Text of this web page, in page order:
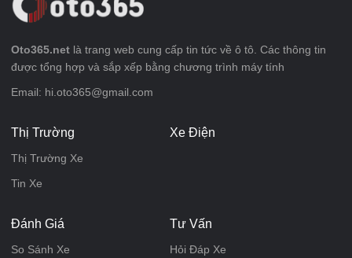
Oto365.net là trang web cung cấp tin tức về ô tô. Các thông tin
được tổng hợp và sắp xếp bằng chương trình máy tính
Email: hi.oto365@gmail.com
Thị Trường
Thị Trường Xe
Tin Xe
Xe Điện
Đánh Giá
So Sánh Xe
Tư Vấn
Hỏi Đáp Xe